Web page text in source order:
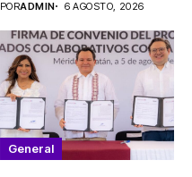
PORADMIN 6 AGOSTO, 2026
General